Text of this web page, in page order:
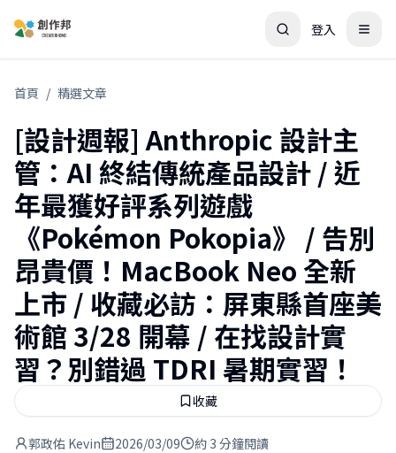
登入
首頁 / 精選文章
[設計週報] Anthropic 設計主
管：AI 終結傳統產品設計 / 近
年最獲好評系列遊戲
《Pokémon Pokopia》 / 告別
昂貴價！MacBook Neo 全新
上市 / 收藏必訪：屏東縣首座美
術館 3/28 開幕 / 在找設計實
習？別錯過 TDRI 暑期實習！
收藏
郭政佑 Kevin 2026/03/09 約 3 分鐘閱讀